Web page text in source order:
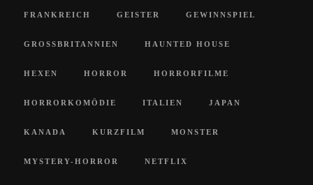
FRANKREICH GEISTER GEWINNSPIEL
GROSSBRITANNIEN HAUNTED HOUSE
HEXEN HORROR HORRORFILME
HORRORKOMÖDIE ITALIEN JAPAN
KANADA KURZFILM MONSTER
MYSTERY-HORROR NETFLIX